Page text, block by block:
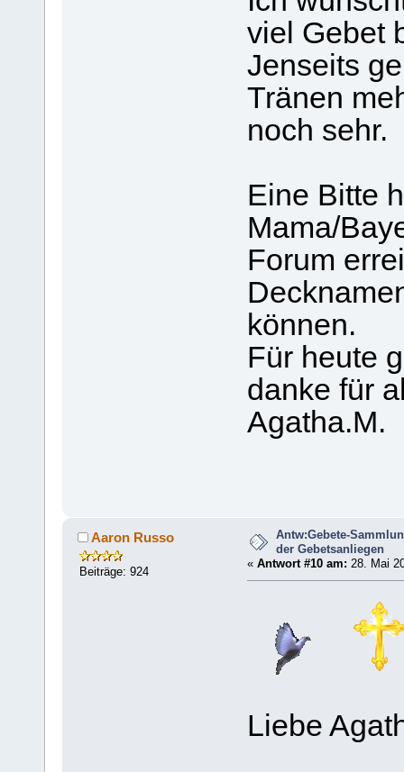
viel Gebet
Jenseits
Tränen
noch sehr.
Eine Bitte
Mama/
Forum
können.
Für heute
danke für
Agatha.M.
Aaron Russo
Beiträge: 924
Antw:Gebete-
der Gebetsanliegen
« Antwort #10 am: 28. Mai
Liebe